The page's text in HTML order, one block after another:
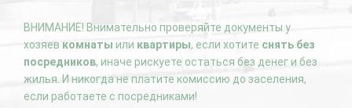
ВНИМАНИЕ! Внимательно проверяйте документы у
хозяев комнаты или квартиры, если хотите снять без
посредников, иначе рискуете остаться без денег и без
жилья. И никогда не платите комиссию до заселения,
если работаете с посредниками!